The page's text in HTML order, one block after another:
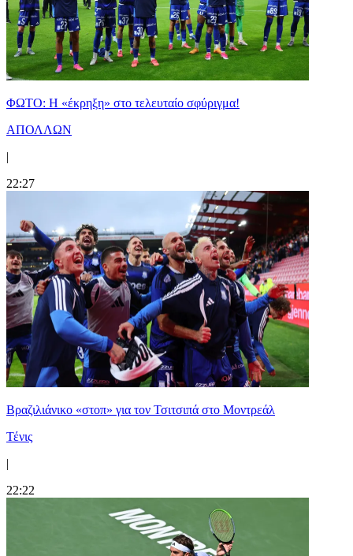
ΦΩΤΟ: Η «έκρηξη» στο τελευταίο σφύριγμα!
ΑΠΟΛΛΩΝ
|
22:27
Βραζιλιάνικο «στοπ» για τον Τσιτσιπά στο Μοντρεάλ
Τένις
|
22:22